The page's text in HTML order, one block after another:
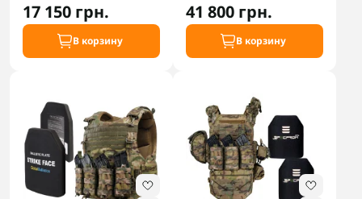
17 150 грн.
В корзину
41 800 грн.
В корзину